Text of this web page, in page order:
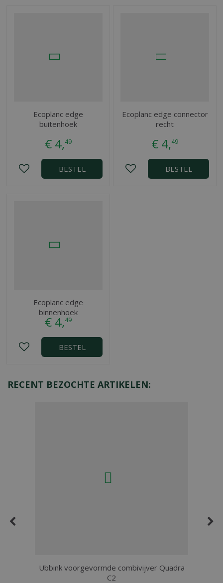
Ecoplanc edge
buitenhoek
€ 4,49
BESTEL
Ecoplanc edge connector
recht
€ 4,49
BESTEL
Ecoplanc edge
binnenhoek
€ 4,49
BESTEL
RECENT BEZOCHTE ARTIKELEN:
Ubbink voorgevormde combivijver Quadra
C2